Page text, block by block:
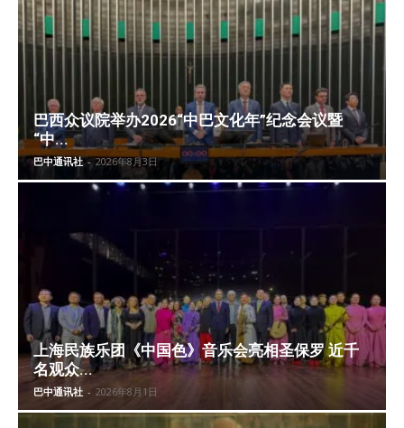
巴西众议院举办2026“中巴文化年”纪念会议暨
“中...
巴中通讯社 - 2026年8月3日
上海民族乐团《中国色》音乐会亮相圣保罗 近千
名观众...
巴中通讯社 - 2026年8月1日